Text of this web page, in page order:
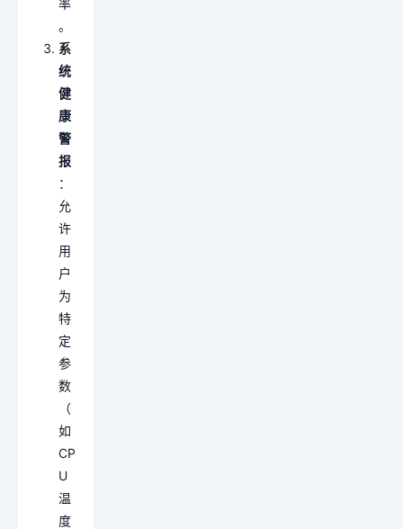
率
。
系
统
健
康
警
报
：
允
许
用
户
为
特
定
参
数
（
如
CP
U
温
度